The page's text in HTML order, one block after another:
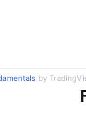
by